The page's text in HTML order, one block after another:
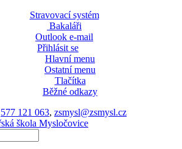
Stravovací systém
Bakaláři
Outlook e-mail
Přihlásit se
Hlavní menu
Ostatní menu
Tlačítka
Běžné odkazy
577 121 063, zsmysl@zsmysl.cz
škola Mysločovice